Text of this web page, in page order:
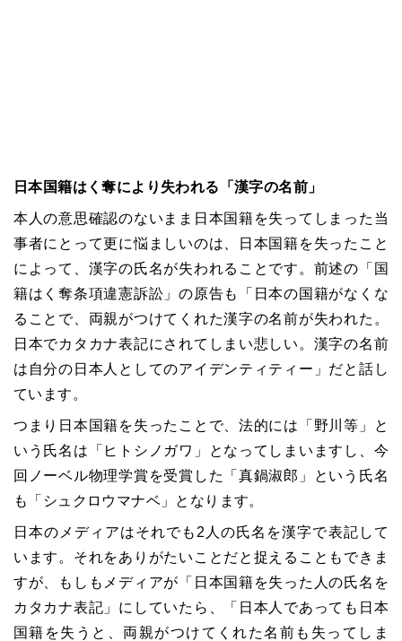
日本国籍はく奪により失われる「漢字の名前」
本人の意思確認のないまま日本国籍を失ってしまった当
事者にとって更に悩ましいのは、日本国籍を失ったこと
によって、漢字の氏名が失われることです。前述の「国
籍はく奪条項違憲訴訟」の原告も「日本の国籍がなくな
ることで、両親がつけてくれた漢字の名前が失われた。
日本でカタカナ表記にされてしまい悲しい。漢字の名前
は自分の日本人としてのアイデンティティー」だと話し
ています。
つまり日本国籍を失ったことで、法的には「野川等」と
いう氏名は「ヒトシノガワ」となってしまいますし、今
回ノーベル物理学賞を受賞した「真鍋淑郎」という氏名
も「シュクロウマナベ」となります。
日本のメディアはそれでも2人の氏名を漢字で表記して
います。それをありがたいことだと捉えることもできま
すが、もしもメディアが「日本国籍を失った人の氏名を
カタカナ表記」にしていたら、「日本人であっても日本
国籍を失うと、両親がつけてくれた名前も失ってしま